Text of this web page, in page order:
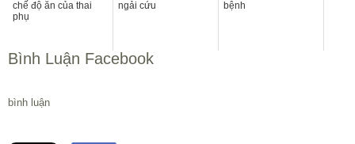
chế độ ăn của thai
phụ
ngải cứu bệnh
Bình Luận Facebook
bình luận